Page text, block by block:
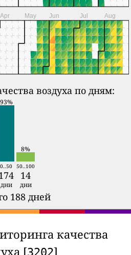
Apr May Jun Jul Aug
воздуха по дням:
93%
8%
0..50 50..100
14
дни дни
188 дней
качества
[3202]